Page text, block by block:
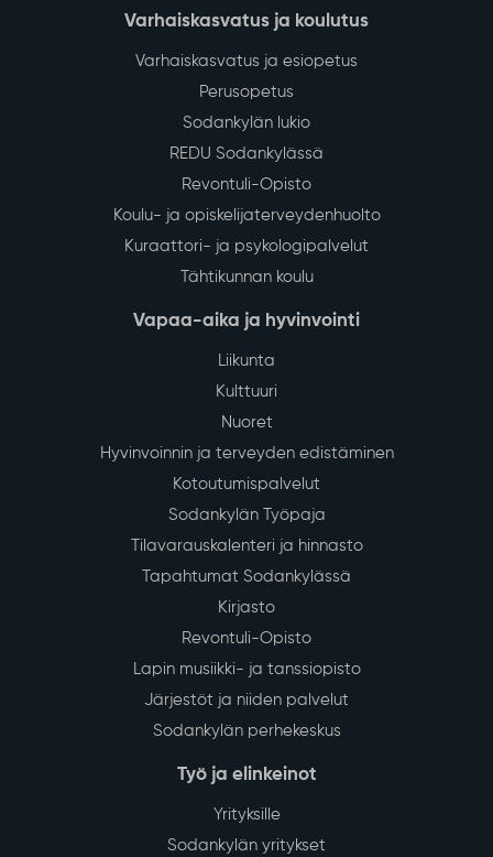
Varhaiskasvatus ja koulutus
Varhaiskasvatus ja esiopetus
Perusopetus
Sodankylän lukio
REDU Sodankylässä
Revontuli-Opisto
Koulu- ja opiskelijaterveydenhuolto
Kuraattori- ja psykologipalvelut
Tähtikunnan koulu
Vapaa-aika ja hyvinvointi
Liikunta
Kulttuuri
Nuoret
Hyvinvoinnin ja terveyden edistäminen
Kotoutumispalvelut
Sodankylän Työpaja
Tilavarauskalenteri ja hinnasto
Tapahtumat Sodankylässä
Kirjasto
Revontuli-Opisto
Lapin musiikki- ja tanssiopisto
Järjestöt ja niiden palvelut
Sodankylän perhekeskus
Työ ja elinkeinot
Yrityksille
Sodankylän yritykset